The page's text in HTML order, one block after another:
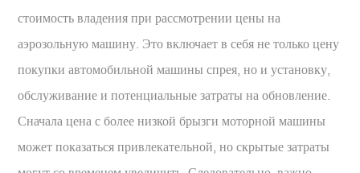
стоимость владения при рассмотрении цены на
аэрозольную машину. Это включает в себя не только цену
покупки автомобильной машины спрея, но и установку,
обслуживание и потенциальные затраты на обновление.
Сначала цена с более низкой брызги моторной машины
может показаться привлекательной, но скрытые затраты